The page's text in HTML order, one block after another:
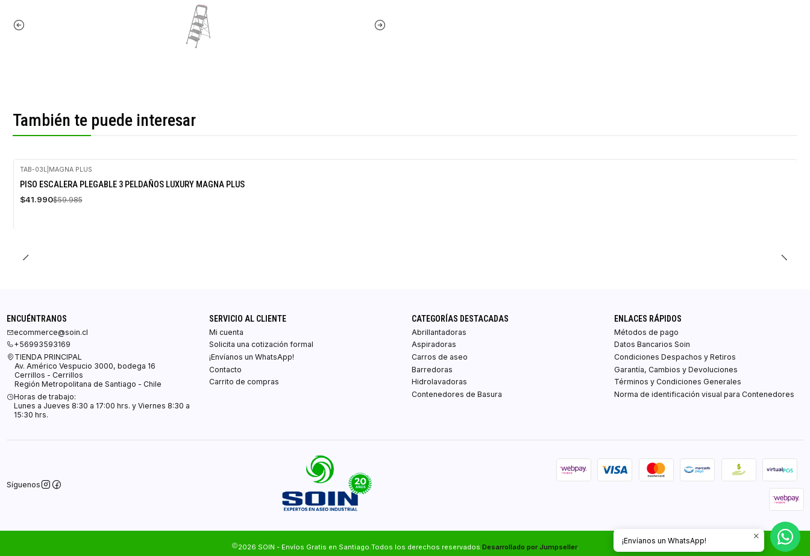
También te puede interesar
-30%
OFF
TAB-03L| MAGNA PLUS
PISO ESCALERA PLEGABLE 3 PELDAÑOS LUXURY MAGNA PLUS
$41.990$59.985
ENCUÉNTRANOS
ecommerce@soin.cl
+56993593169
TIENDA PRINCIPAL
Av. Américo Vespucio 3000, bodega 16
Cerrillos - Cerrillos
Región Metropolitana de Santiago - Chile
Horas de trabajo:
Lunes a Jueves 8:30 a 17:00 hrs. y Viernes 8:30 a
15:30 hrs.
SERVICIO AL CLIENTE
Mi cuenta
Solicita una cotización formal
¡Envíanos un WhatsApp!
Contacto
Carrito de compras
CATEGORÍAS DESTACADAS
Abrillantadoras
Aspiradoras
Carros de aseo
Barredoras
Hidrolavadoras
Contenedores de Basura
ENLACES RÁPIDOS
Métodos de pago
Datos Bancarios Soin
Condiciones Despachos y Retiros
Garantía, Cambios y Devoluciones
Términos y Condiciones Generales
Norma de identificación visual para Contenedores
Síguenos
2026 SOIN - Envíos Gratis en Santiago.Todos los derechos reservados. Desarrollado por Jumpseller.
¡Envíanos un WhatsApp!